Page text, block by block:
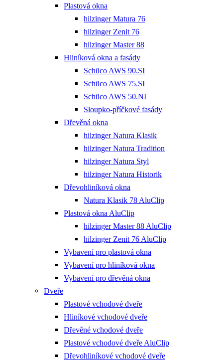
Plastová okna
hilzinger Matura 76
hilzinger Zenit 76
hilzinger Master 88
Hliníková okna a fasády
Schüco AWS 90.SI
Schüco AWS 75.SI
Schüco AWS 50.NI
Sloupko-příčkové fasády
Dřevěná okna
hilzinger Natura Klasik
hilzinger Natura Tradition
hilzinger Natura Styl
hilzinger Natura Historik
Dřevohliníková okna
Natura Klasik 78 AluClip
Plastová okna AluClip
hilzinger Master 88 AluClip
hilzinger Zenit 76 AluClip
Vybavení pro plastová okna
Vybavení pro hliníková okna
Vybavení pro dřevěná okna
Dveře
Plastové vchodové dveře
Hliníkové vchodové dveře
Dřevěné vchodové dveře
Plastové vchodové dveře AluClip
Dřevohliníkové vchodové dveře